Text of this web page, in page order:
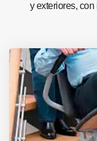
y exteriores,